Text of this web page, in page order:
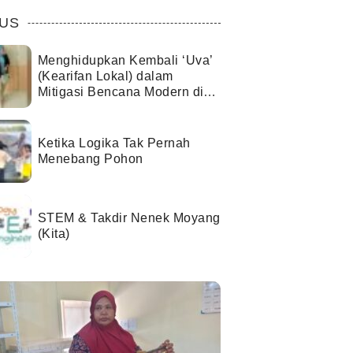
Menghidupkan Kembali ‘Uva’
(Kearifan Lokal) dalam
Mitigasi Bencana Modern di
Ketika Logika Tak Pernah
Menebang Pohon
STEM & Takdir Nenek Moyang
(Kita)